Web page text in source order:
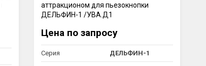
аттракционом для пьезокнопки
ДЕЛЬФИН-1 /УВА.Д1
Цена по запросу
Серия ДЕЛЬФИН-1